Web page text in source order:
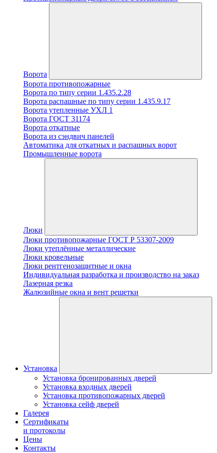
Ворота
Ворота противопожарные
Ворота по типу серии 1.435.2.28
Ворота распашные по типу серии 1.435.9.17
Ворота утепленные УХЛ 1
Ворота ГОСТ 31174
Ворота откатные
Ворота из сэндвич панелей
Автоматика для откатных и распашных ворот
Промышленные ворота
Люки
Люки противопожарные ГОСТ Р 53307-2009
Люки утеплённые металлические
Люки кровельные
Люки рентгенозащитные и окна
Индивидуальная разработка и производство на заказ
Лазерная резка
Жалюзийные окна и вент решетки
Установка
Установка бронированных дверей
Установка входных дверей
Установка противопожарных дверей
Установка сейф дверей
Галерея
Сертификаты
и протоколы
Цены
Контакты